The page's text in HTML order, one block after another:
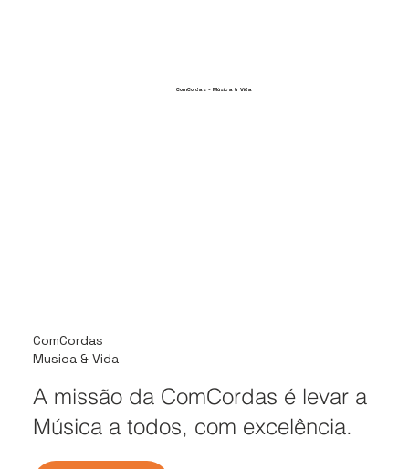
ComCordas - Música & Vida
ComCordas
​Musica & Vida
A missão da ComCordas é levar a
Música a todos, com excelência.